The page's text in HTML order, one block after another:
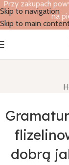
Skip to navigation
Skip to main
Przy zakupach
na
dobrą